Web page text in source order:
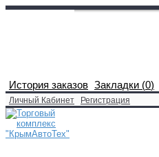
История заказов Закладки (0)
Личный Кабинет Регистрация